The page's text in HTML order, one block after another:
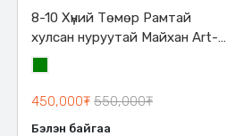
8-10 Хүний Төмөр Рамтай
хулсан нуруутай Майхан Art-
1920
450,000₮ 550,000₮
Бэлэн байгаа